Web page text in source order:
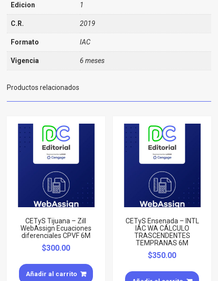
Edicion 1
C.R. 2019
Formato IAC
Vigencia 6 meses
Productos relacionados
CETyS Tijuana – Zill
WebAssign Ecuaciones
diferenciales CPVF 6M
$300.00
Añadir al carrito
CETyS Ensenada – INTL
IAC WA CÁLCULO
TRASCENDENTES
TEMPRANAS 6M
$350.00